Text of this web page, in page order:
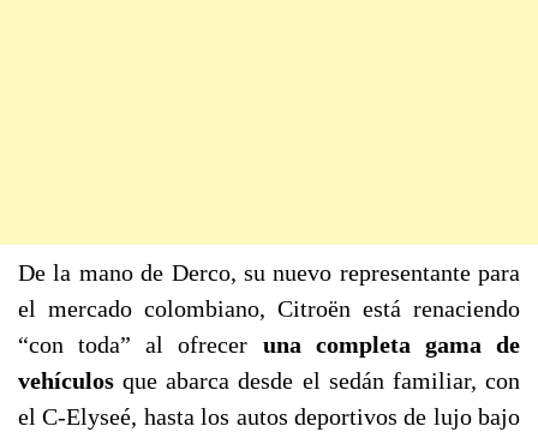
De la mano de Derco, su nuevo representante para
el mercado colombiano, Citroën está renaciendo
“con toda” al ofrecer una completa gama de
vehículos que abarca desde el sedán familiar, con
el C-Elyseé, hasta los autos deportivos de lujo bajo